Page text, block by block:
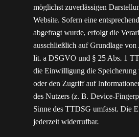
möglichst zuverlässigen
Website. Sofern eine
abgefragt wurde, erfolgt die
ausschließlich auf Grundlage
lit. a DSGVO und § 25 Abs. 1
die Einwilligung die Speicherung
oder den Zugriff auf
des Nutzers (z. B. Device-
Sinne des TTDSG umfasst. Die
jederzeit widerrufbar.